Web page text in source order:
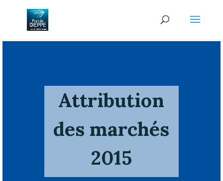
Attribution
des marchés
2015